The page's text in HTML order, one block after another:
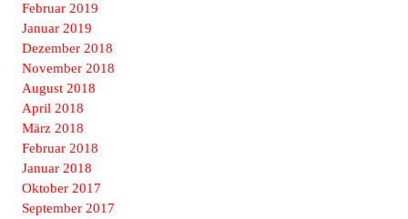
Februar 2019
Januar 2019
Dezember 2018
November 2018
August 2018
April 2018
März 2018
Februar 2018
Januar 2018
Oktober 2017
September 2017